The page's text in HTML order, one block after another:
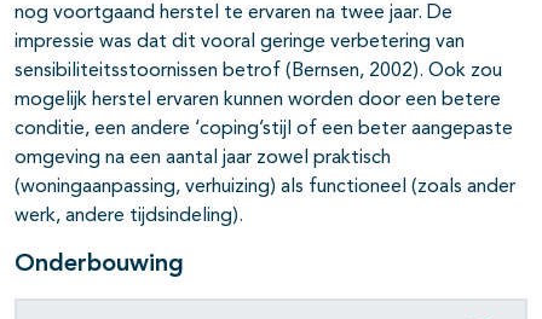
nog voortgaand herstel te ervaren na twee jaar. De
impressie was dat dit vooral geringe verbetering van
sensibiliteitsstoornissen betrof (Bernsen, 2002). Ook zou
mogelijk herstel ervaren kunnen worden door een betere
conditie, een andere ‘coping’stijl of een beter aangepaste
omgeving na een aantal jaar zowel praktisch
(woningaanpassing, verhuizing) als functioneel (zoals ander
werk, andere tijdsindeling).
Onderbouwing